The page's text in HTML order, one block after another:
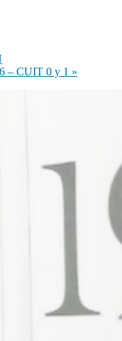
– CUIT 0 y 1 »